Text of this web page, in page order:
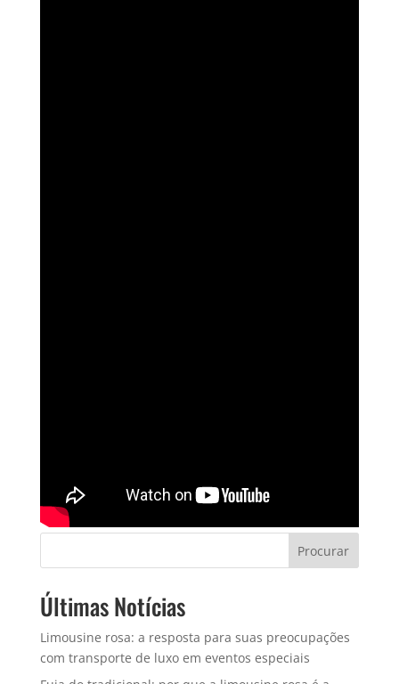
Procurar
Últimas Notícias
Limousine rosa: a resposta para suas preocupações
com transporte de luxo em eventos especiais